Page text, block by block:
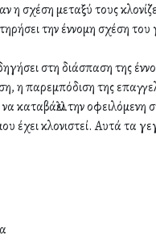
μεταξύ τους
την έννομη σχέση
στη διάσπαση της
η παρεμπόδιση της
την
έχει κλονιστεί. Αυτά τα